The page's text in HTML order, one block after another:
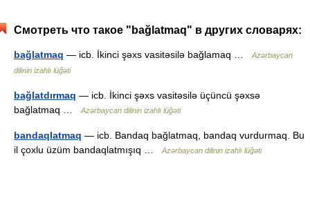
Смотреть что такое "bağlatmaq" в других словарях:
bağlatmaq — icb. İkinci şəxs vasitəsilə bağlamaq …
Azərbaycan
dilinin izahlı lüğəti
bağlatdırmaq — icb. İkinci şəxs vasitəsilə üçüncü şəxsə
bağlatmaq …
Azərbaycan dilinin izahlı lüğəti
bandaqlatmaq — icb. Bandaq bağlatmaq, bandaq vurdurmaq. Bu
il çoxlu üzüm bandaqlatmışıq …
Azərbaycan dilinin izahlı lüğəti